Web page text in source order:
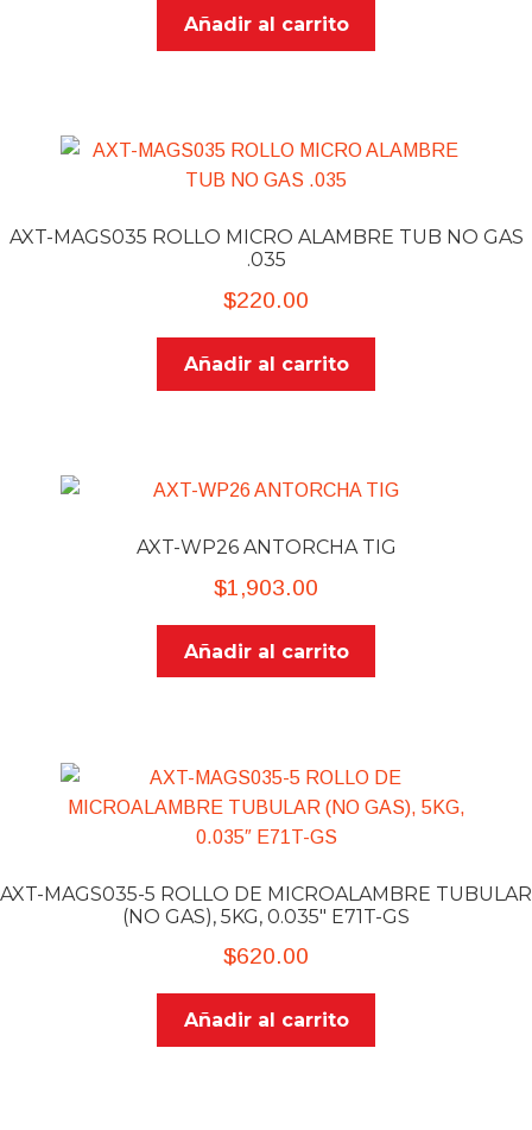
Añadir al carrito
AXT-MAGS035 ROLLO MICRO ALAMBRE TUB NO GAS
.035
$220.00
Añadir al carrito
AXT-WP26 ANTORCHA TIG
$1,903.00
Añadir al carrito
AXT-MAGS035-5 ROLLO DE MICROALAMBRE TUBULAR
(NO GAS), 5KG, 0.035″ E71T-GS
$620.00
Añadir al carrito